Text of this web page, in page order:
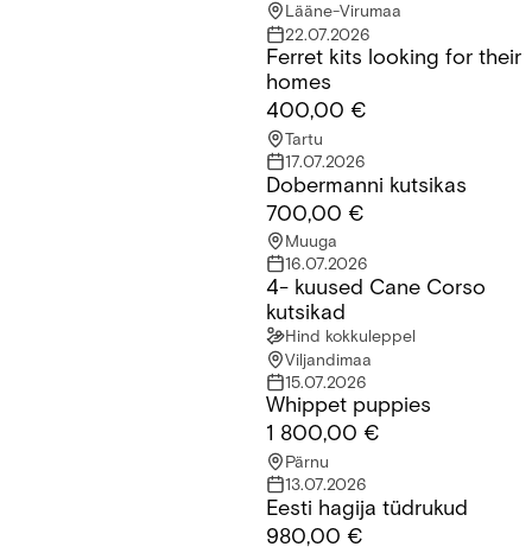
Lääne-Virumaa
22.07.2026
Ferret kits looking for their homesFerret kits looking for their
homes
400,00 €
Tartu
17.07.2026
Dobermanni kutsikas
700,00 €
Muuga
16.07.2026
4- kuused Cane Corso kutsikad4- kuused Cane Corso
kutsikad
Hind kokkuleppel
Viljandimaa
15.07.2026
Whippet puppies
1 800,00 €
Pärnu
13.07.2026
Eesti hagija tüdrukud
980,00 €